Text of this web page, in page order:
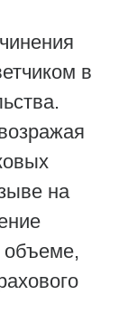
в
на
объеме,